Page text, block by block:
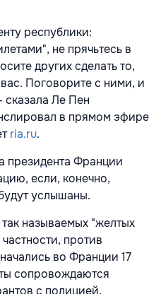
республики:
не прячьтесь в
других сделать то,
Поговорите с ними, и
сказала Ле Пен
в прямом эфире
ria.ru.
президента Франции
если, конечно,
услышаны.
называемых "желтых
против
во Франции 17
сопровождаются
с полицией,